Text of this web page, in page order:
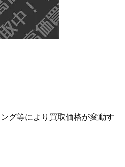
グ等により買取価格が変動す